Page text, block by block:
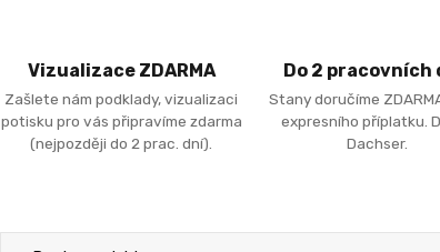
Vizualizace ZDARMA
Zašlete nám podklady, vizualizaci
potisku pro vás připravíme zdarma
(nejpozději do 2 prac. dní).
Do 2 pracovních
Stany doručíme
expresního příplatku.
Dachser.